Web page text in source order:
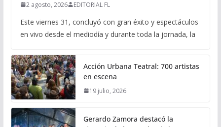
2 agosto, 2026 EDITORIAL FL
Este viernes 31, concluyó con gran éxito y espectáculos
en vivo desde el mediodía y durante toda la jornada, la
Acción Urbana Teatral: 700 artistas
en escena
19 julio, 2026
Gerardo Zamora destacó la